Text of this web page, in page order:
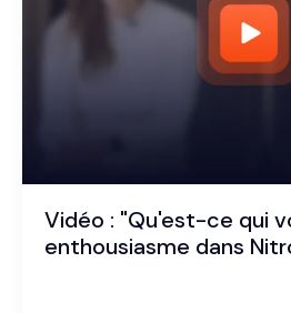
Vidéo : "Qu'est-ce qui
enthousiasme dans